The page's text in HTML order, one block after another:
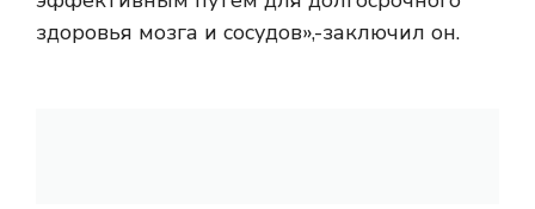
здоровья мозга и сосудов»,-заключил он.